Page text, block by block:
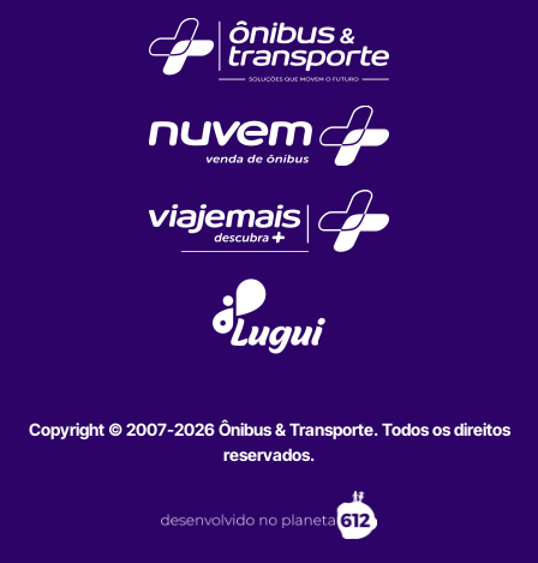
Copyright © 2007-2026 Ônibus & Transporte. Todos os direitos
reservados.